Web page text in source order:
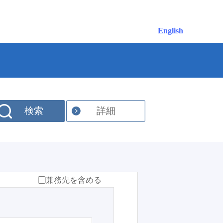
English
検索 詳細
兼務先を含める